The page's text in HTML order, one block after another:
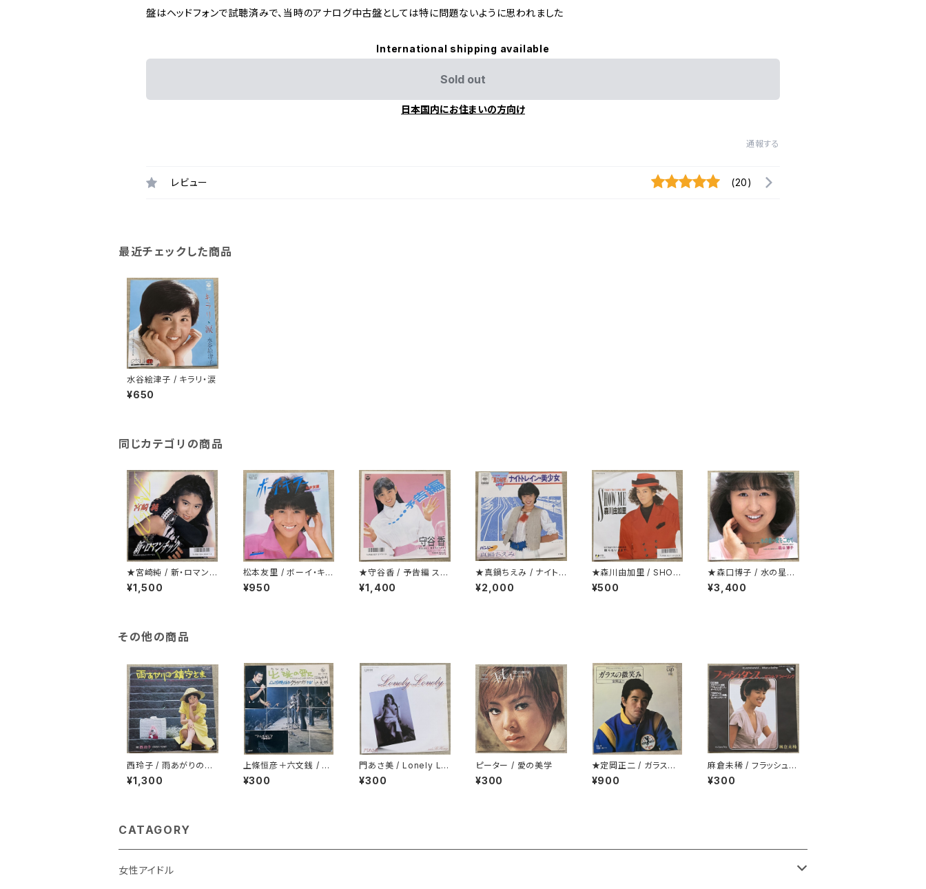
盤はヘッドフォンで試聴済みで、当時のアナログ中古盤としては特に問題ないように思われました
International shipping available
Sold out
日本国内にお住まいの方向け
通報する
レビュー (20)
最近チェックした商品
水谷絵津子 / キラリ・涙
¥650
同じカテゴリの商品
★宮崎純 / 新・ロマンチ
ック
¥1,500
松本友里 / ボーイ・キラ
ー
¥950
★守谷香 / 予告編 ステ
ッカー付
¥1,400
★真鍋ちえみ / ナイトレ
イン・美少女 プロモ
¥2,000
★森川由加里 / SHOW
ME
¥500
★森口博子 / 水の星へ
愛をこめて
¥3,400
その他の商品
西玲子 / 雨あがりの鎮
守さま プロモ
¥1,300
上條恒彦＋六文銭 / 出
発の歌 -失なわれた時
を求めて-
¥300
門あさ美 / Lonely Lo
nely Honey
¥300
ピーター / 愛の美学
¥300
★定岡正二 / ガラスの
微笑み
¥900
麻倉未稀 / フラッシュダ
ンス
¥300
CATAGORY
女性アイドル